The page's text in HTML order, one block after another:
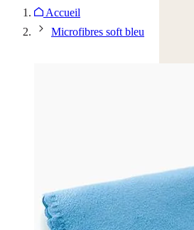
Accueil
Microfibres soft bleu